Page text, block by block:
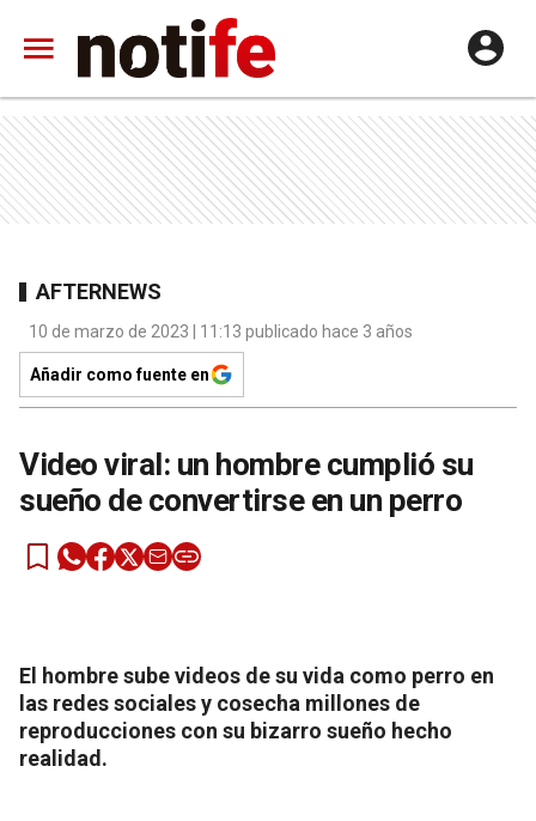
AFTERNEWS
10 de marzo de 2023 | 11:13 publicado hace 3 años
Añadir como fuente en
Video viral: un hombre cumplió su
sueño de convertirse en un perro
El hombre sube videos de su vida como perro en
las redes sociales y cosecha millones de
reproducciones con su bizarro sueño hecho
realidad.